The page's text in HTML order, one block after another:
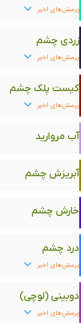
پرسش‌های اخیر
زردی چشم
پرسش‌های اخیر
کیست پلک چشم
پرسش‌های اخیر
آب مروارید
آبریزش چشم
خارش چشم
درد چشم
پرسش‌های اخیر
دوبینی (لوچی)
پرسش‌های اخیر